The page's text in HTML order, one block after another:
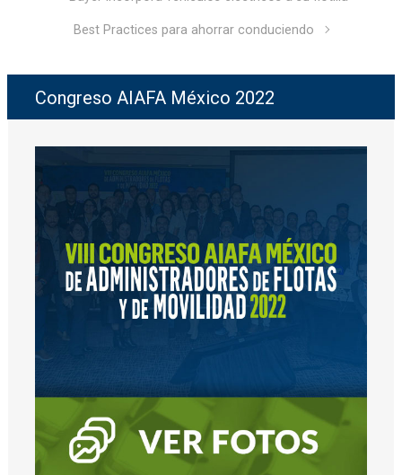
Best Practices para ahorrar conduciendo
Congreso AIAFA México 2022